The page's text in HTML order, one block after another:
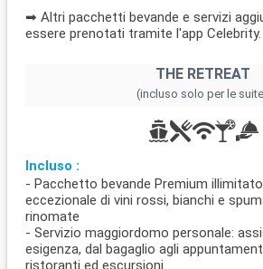
➡ Altri pacchetti bevande e servizi
essere prenotati tramite l'app Celebrity.
THE RETREAT
(incluso solo per le
Incluso :
- Pacchetto bevande Premium
eccezionale di vini rossi, bianchi e
rinomate
- Servizio maggiordomo personale:
esigenza, dal bagaglio agli
ristoranti ed escursioni